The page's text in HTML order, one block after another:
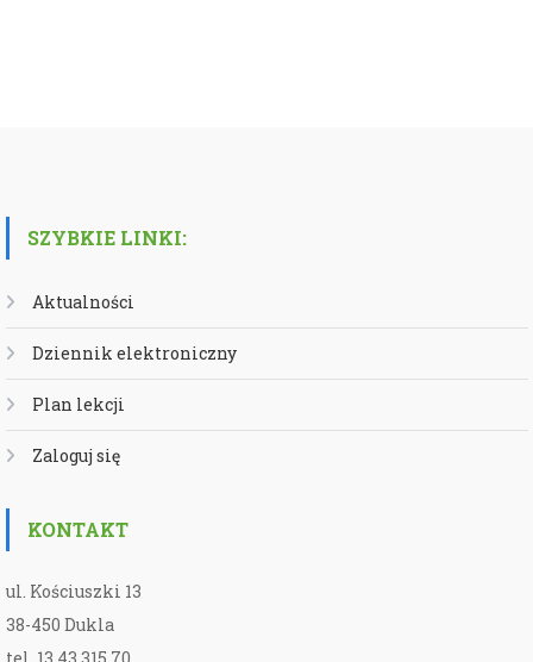
SZYBKIE LINKI:
Aktualności
Dziennik elektroniczny
Plan lekcji
Zaloguj się
KONTAKT
ul. Kościuszki 13
38-450 Dukla
tel. 13 43 315 70